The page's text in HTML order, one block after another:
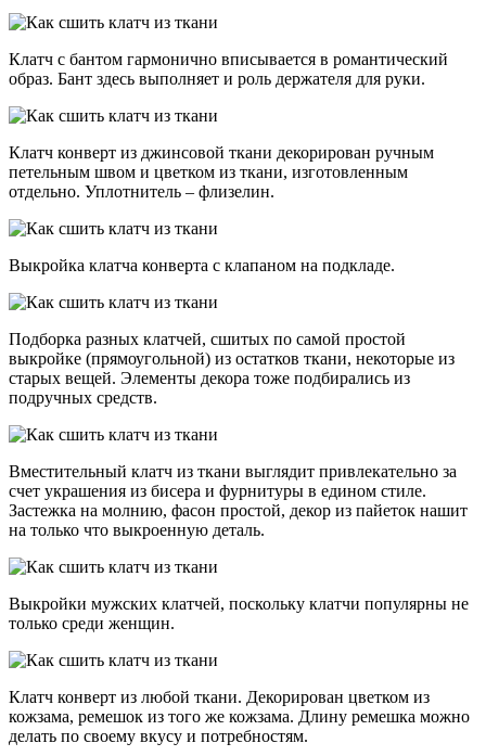
Клатч с бантом гармонично вписывается в романтический
образ. Бант здесь выполняет и роль держателя для руки.
Клатч конверт из джинсовой ткани декорирован ручным
петельным швом и цветком из ткани, изготовленным
отдельно. Уплотнитель – флизелин.
Выкройка клатча конверта с клапаном на подкладе.
Подборка разных клатчей, сшитых по самой простой
выкройке (прямоугольной) из остатков ткани, некоторые из
старых вещей. Элементы декора тоже подбирались из
подручных средств.
Вместительный клатч из ткани выглядит привлекательно за
счет украшения из бисера и фурнитуры в едином стиле.
Застежка на молнию, фасон простой, декор из пайеток нашит
на только что выкроенную деталь.
Выкройки мужских клатчей, поскольку клатчи популярны не
только среди женщин.
Клатч конверт из любой ткани. Декорирован цветком из
кожзама, ремешок из того же кожзама. Длину ремешка можно
делать по своему вкусу и потребностям.